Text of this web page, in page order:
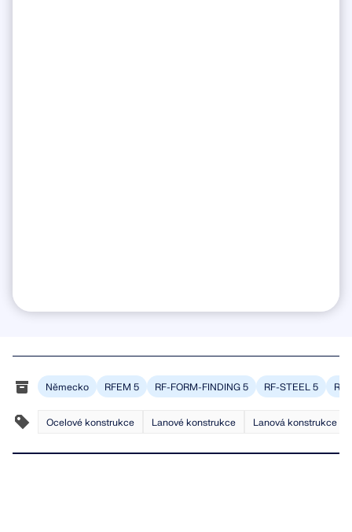
Německo RFEM 5 RF-FORM-FINDING 5 RF-STEEL 5
Ocelové konstrukce Lanové konstrukce Lanová konstrukce